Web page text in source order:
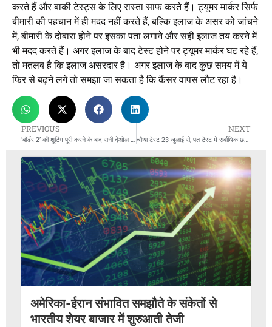
करते हैं और बाकी टेस्ट्स के लिए रास्ता साफ करते हैं। ट्यूमर मार्कर सिर्फ
बीमारी की पहचान में ही मदद नहीं करते हैं, बल्कि इलाज के असर को जांचने
में, बीमारी के दोबारा होने पर इसका पता लगाने और सही इलाज तय करने में
भी मदद करते हैं। अगर इलाज के बाद टेस्ट होने पर ट्यूमर मार्कर घट रहे हैं,
तो मतलब है कि इलाज असरदार है। अगर इलाज के बाद कुछ समय में ये
फिर से बढ़ने लगे तो समझा जा सकता है कि कैंसर वापस लौट रहा है।
PREVIOUS NEXT
चौथा टेस्ट 23 जुलाई से, पंत टेस्ट में सर्वाधिक छक्के लगाने वाले भारतीय बल्लेबाज बनने से 4 कदम दूर
अमेरिका-ईरान संभावित समझौते के संकेतों से
भारतीय शेयर बाजार में शुरुआती तेजी